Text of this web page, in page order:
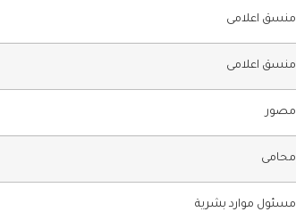
منسق اعلامى
منسق اعلامى
مصور
محامى
مسئول موارد بشرية